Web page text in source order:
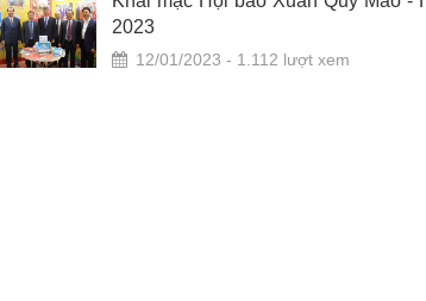
2023
12/01/2023 - 1.112 lượt xem